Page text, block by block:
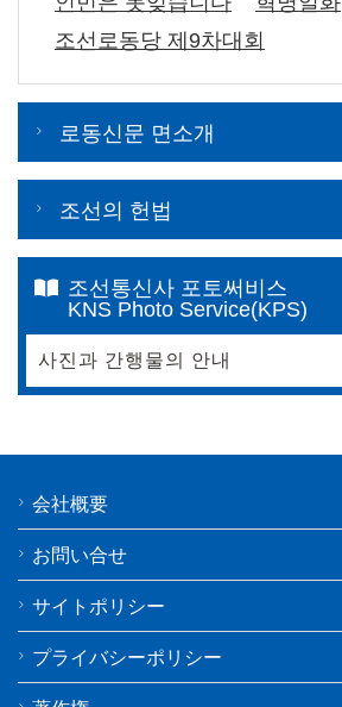
조선로동당 제9차대회
로동신문 면소개
조선의 헌법
조선통신사 포토써비스
KNS Photo Service(KPS)
사진과 간행물의 안내
会社概要
お問い合せ
サイトポリシー
プライバシーポリシー